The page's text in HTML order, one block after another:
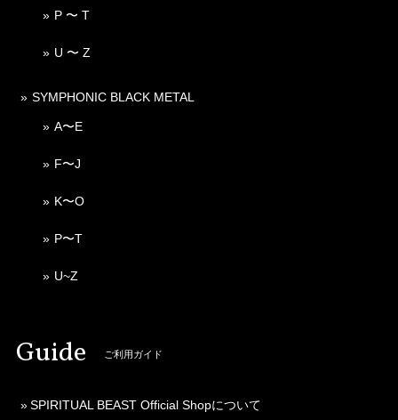
P 〜 T
U 〜 Z
SYMPHONIC BLACK METAL
A〜E
F〜J
K〜O
P〜T
U~Z
Guide ご利用ガイド
SPIRITUAL BEAST Official Shopについて